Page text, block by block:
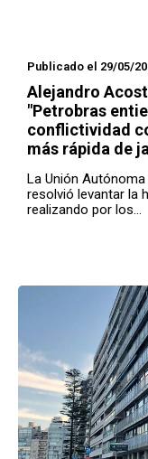
Publicado el 29/05/
Alejandro
"Petrobras
conflictividad
más rápida de
La Unión
resolvió levantar la
realizando por los…